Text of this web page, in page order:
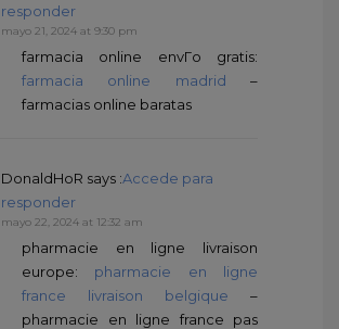
responder
mayo 21, 2024 at 9:30 pm
farmacia online envГ­o gratis:
farmacia online madrid –
farmacias online baratas
DonaldHoR says :Accede para
responder
mayo 22, 2024 at 12:32 am
pharmacie en ligne livraison
europe: pharmacie en ligne
france livraison belgique –
pharmacie en ligne france pas